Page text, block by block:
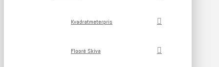
Kvadratmeterpris
Flooré Skiva